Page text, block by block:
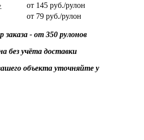
от 145 руб./рулон
от 79 руб./рулон
- от 350 рулонов
без учёта доставки
объекта уточняйте у